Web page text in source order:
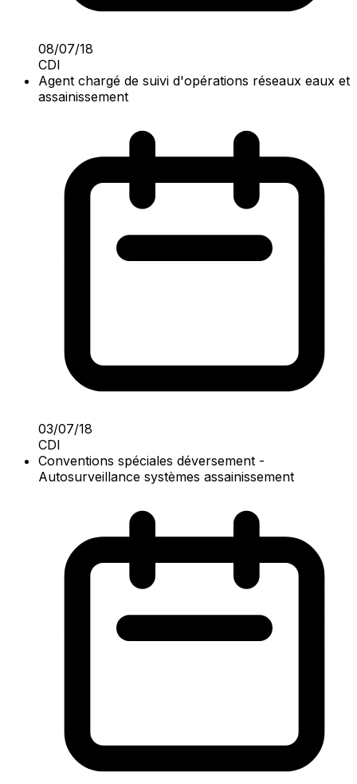
08/07/18
CDI
Agent chargé de suivi d'opérations réseaux eaux et
assainissement
03/07/18
CDI
Conventions spéciales déversement -
Autosurveillance systèmes assainissement